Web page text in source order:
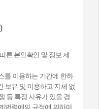
른 본인확인 및 정보 제
를 이용하는 기간에 한하
보유 및 이용하고 지체 없
등 특정 사유가 있을 경
법령에의 규정에 의하여